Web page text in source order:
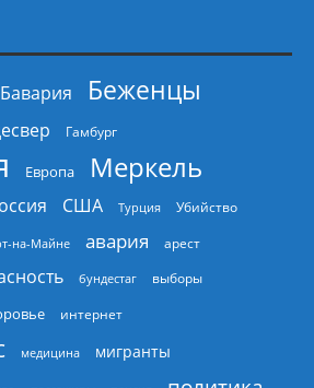
Бавария
Беженцы
Гамбург
Европа Меркель
США Турция Убийство
на-Майне авария арест
бундестаг выборы
интернет
медицина
мигранты